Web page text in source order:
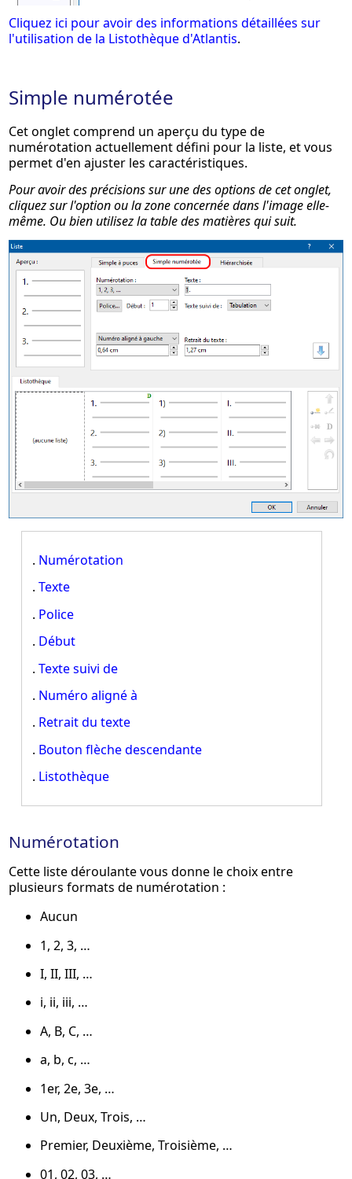
Cliquez ici pour avoir des informations détaillées sur
l'utilisation de la Listothèque d'Atlantis.
Simple numérotée
Cet onglet comprend un aperçu du type de
numérotation actuellement défini pour la liste, et vous
permet d'en ajuster les caractéristiques.
Pour avoir des précisions sur une des options de cet onglet,
cliquez sur l'option ou la zone concernée dans l'image elle-
même. Ou bien utilisez la table des matières qui suit.
. Numérotation
. Texte
. Police
. Début
. Texte suivi de
. Numéro aligné à
. Retrait du texte
. Bouton flèche descendante
. Listothèque
Numérotation
Cette liste déroulante vous donne le choix entre
plusieurs formats de numérotation :
Aucun
1, 2, 3, …
I, II, III, …
i, ii, iii, …
A, B, C, …
a, b, c, …
1er, 2e, 3e, …
Un, Deux, Trois, …
Premier, Deuxième, Troisième, …
01, 02, 03, …